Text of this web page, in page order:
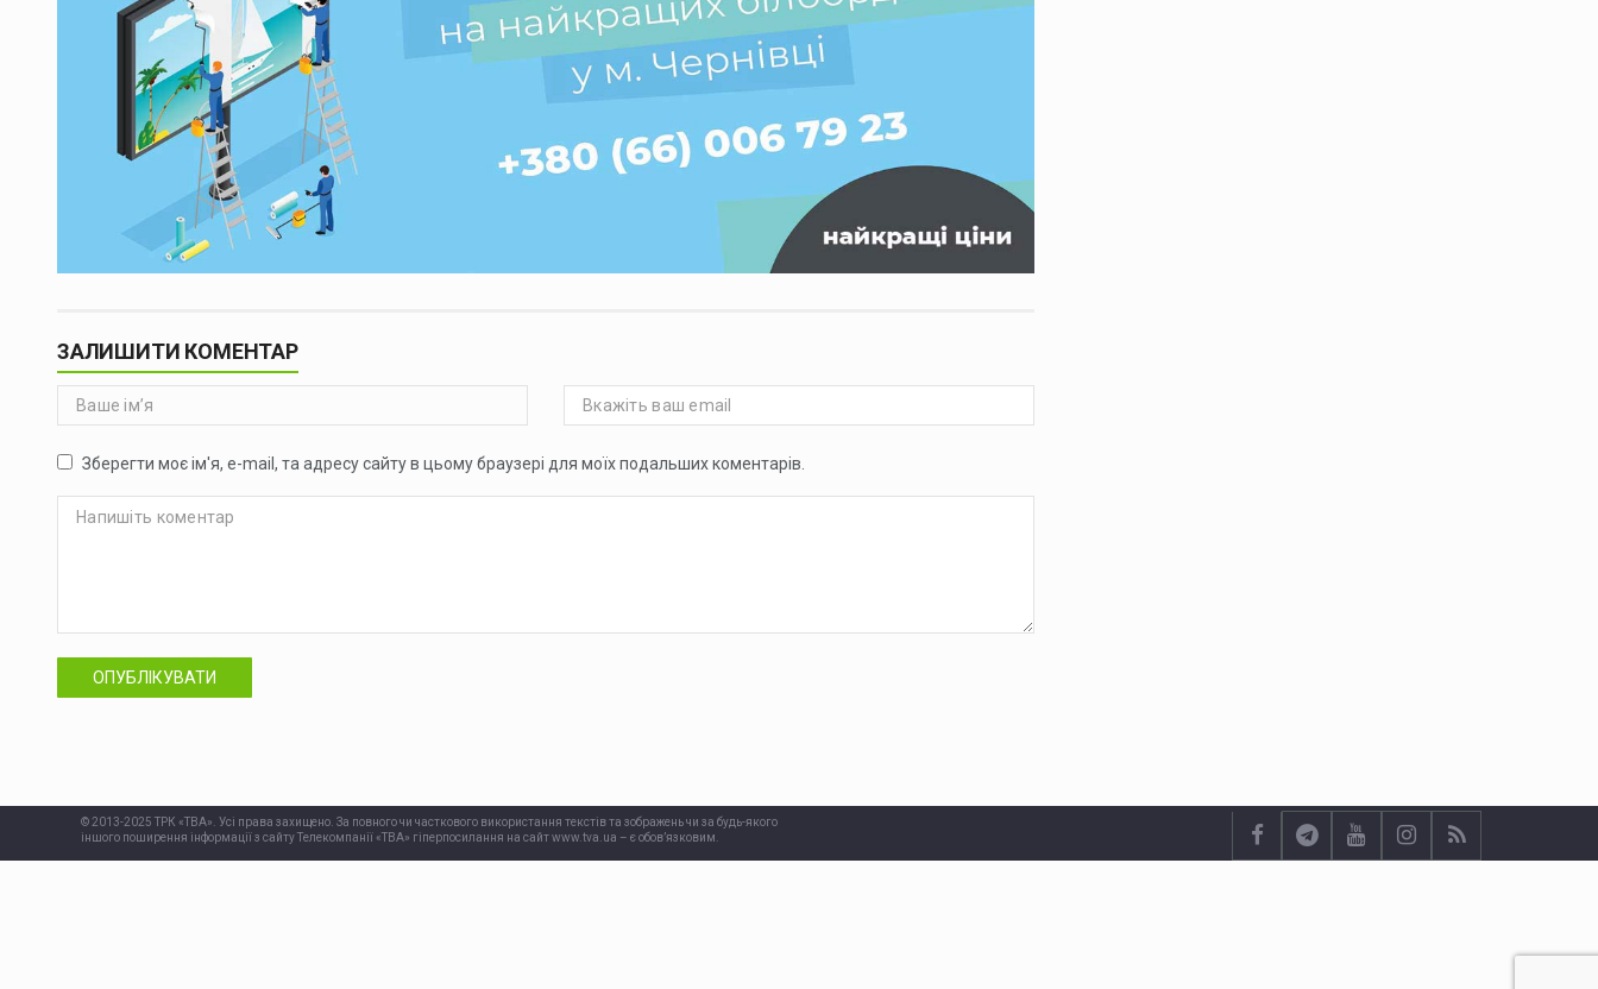
ЗАЛИШИТИ КОМЕНТАР
Зберегти моє ім'я, e-mail, та адресу сайту в цьому браузері для моїх подальших коментарів.
ОПУБЛІКУВАТИ
© 2013-2025 ТРК «ТВА». Усі права захищено. За повного чи часткового використання текстів та зображень чи за будь-якого
іншого поширення інформації з сайту Телекомпанії «ТВА» гіперпосилання на сайт www.tva.ua – є обов’язковим.